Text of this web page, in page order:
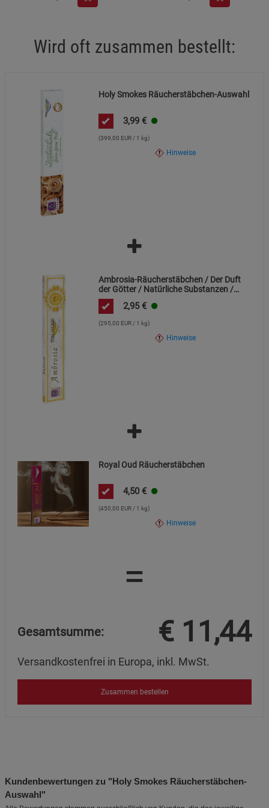
Wird oft zusammen bestellt:
Holy Smokes Räucherstäbchen-Auswahl
3,99 €
(399,00 EUR / 1 kg)
Hinweise
Ambrosia-Räucherstäbchen / Der Duft
der Götter / Natürliche Substanzen /
Handgemacht / Brenndauer 30-60
Minuten2,95 €
(295,00 EUR / 1 kg)
Hinweise
Royal Oud Räucherstäbchen
4,50 €
(450,00 EUR / 1 kg)
Hinweise
=
Gesamtsumme: € 11,44
Versandkostenfrei in Europa, inkl. MwSt.
Zusammen bestellen
Kundenbewertungen zu "Holy Smokes Räucherstäbchen-
Auswahl"
Beschreibung Marketing Cookies
Datenschutzerklärung Impressum